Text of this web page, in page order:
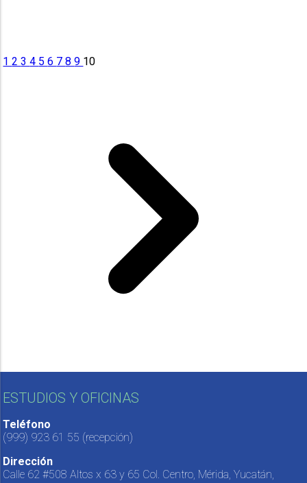
1234 56 789 10
ESTUDIOS Y OFICINAS
Teléfono
(999) 923 61 55 (recepción)
Dirección
Calle 62 #508 Altos x 63 y 65 Col. Centro, Mérida, Yucatán,